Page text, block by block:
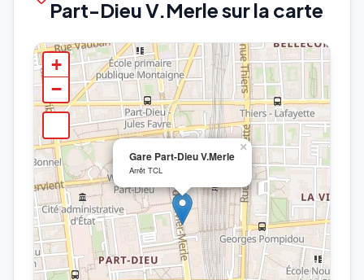
Part-Dieu V.Merle sur la carte
Gare Part-Dieu V.Merle
Arrêt TCL
×
+
−